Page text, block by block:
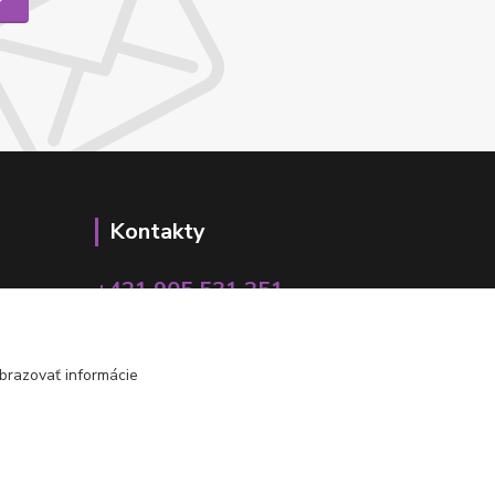
Kontakty
+421 905 531 251
informácie